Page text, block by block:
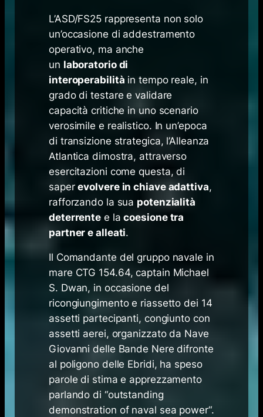
L’ASD/FS25 rappresenta non solo
un’occasione di addestramento
operativo, ma anche
un laboratorio di
interoperabilità in tempo reale, in
grado di testare e validare
capacità critiche in uno scenario
verosimile e realistico. In un’epoca
di transizione strategica, l’Alleanza
Atlantica dimostra, attraverso
esercitazioni come questa, di
saperevolvere in chiave adattiva,
rafforzando la sua potenzialità
deterrente e lacoesione tra
partner e alleati.
Il Comandante del gruppo navale in
mare CTG 154.64, captain Michael
S. Dwan, in occasione del
ricongiungimento e riassetto dei 14
assetti partecipanti, congiunto con
assetti aerei, organizzato da Nave
Giovanni delle Bande Nere difronte
al poligono delle Ebridi, ha speso
parole di stima e apprezzamento
parlando di “outstanding
demonstration of naval sea power“.